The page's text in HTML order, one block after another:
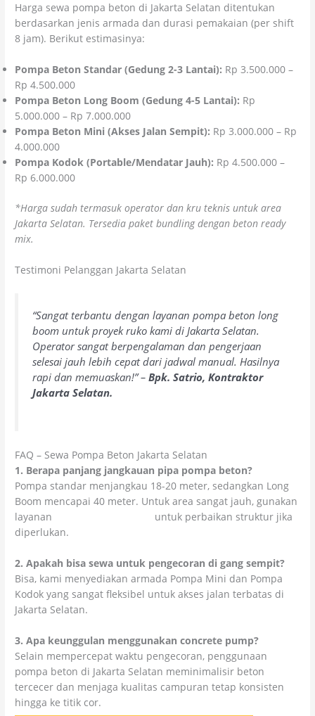
Harga sewa pompa beton di Jakarta Selatan ditentukan
berdasarkan jenis armada dan durasi pemakaian (per shift
8 jam). Berikut estimasinya:
Pompa Beton Standar (Gedung 2-3 Lantai): Rp 3.500.000 –
Rp 4.500.000
Pompa Beton Long Boom (Gedung 4-5 Lantai): Rp
5.000.000 – Rp 7.000.000
Pompa Beton Mini (Akses Jalan Sempit): Rp 3.000.000 – Rp
4.000.000
Pompa Kodok (Portable/Mendatar Jauh): Rp 4.500.000 –
Rp 6.000.000
*Harga sudah termasuk operator dan kru teknis untuk area
Jakarta Selatan. Tersedia paket bundling dengan beton ready
mix.
Testimoni Pelanggan Jakarta Selatan
“Sangat terbantu dengan layanan pompa beton long
boom untuk proyek ruko kami di Jakarta Selatan.
Operator sangat berpengalaman dan pengerjaan
selesai jauh lebih cepat dari jadwal manual. Hasilnya
rapi dan memuaskan!” –Bpk. Satrio, Kontraktor
Jakarta Selatan.
FAQ – Sewa Pompa Beton Jakarta Selatan
1. Berapa panjang jangkauan pipa pompa beton?
Pompa standar menjangkau 18-20 meter, sedangkan Long
Boom mencapai 40 meter. Untuk area sangat jauh, gunakan
layanan
untuk perbaikan struktur jika
diperlukan.
2. Apakah bisa sewa untuk pengecoran di gang sempit?
Bisa, kami menyediakan armada Pompa Mini dan Pompa
Kodok yang sangat fleksibel untuk akses jalan terbatas di
Jakarta Selatan.
3. Apa keunggulan menggunakan concrete pump?
Selain mempercepat waktu pengecoran, penggunaan
pompa beton di Jakarta Selatan meminimalisir beton
tercecer dan menjaga kualitas campuran tetap konsisten
hingga ke titik cor.